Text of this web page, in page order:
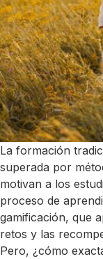
La formación
superada por
motivan a los
proceso de
gamificación, que
retos y las
Pero, ¿cómo